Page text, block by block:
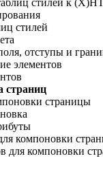
стилей
отступы и
элементов
страниц
страницы
компоновки
для компоновки